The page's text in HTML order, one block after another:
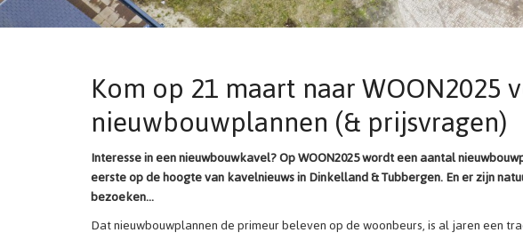
Kom op 21 maart naar WOON2025
nieuwbouwplannen (& prijsvragen)
Interesse in een nieuwbouwkavel? Op WOON2025 wordt een aantal
eerste op de hoogte van kavelnieuws in Dinkelland & Tubbergen. En er zijn
bezoeken…
Dat nieuwbouwplannen de primeur beleven op de woonbeurs, is al jaren een